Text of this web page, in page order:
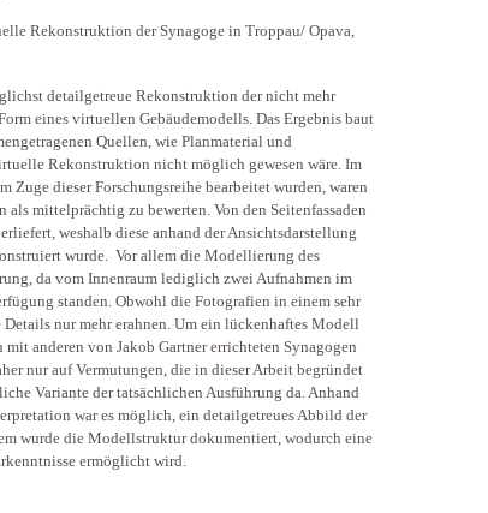
Rekonstruktion der Synagoge in Troppau/ Opava,
detailgetreue Rekonstruktion der nicht mehr
eines virtuellen Gebäudemodells. Das Ergebnis baut
Quellen, wie Planmaterial und
Rekonstruktion nicht möglich gewesen wäre. Im
Zuge dieser Forschungsreihe bearbeitet wurden, waren
mittelprächtig zu bewerten. Von den Seitenfassaden
weshalb diese anhand der Ansichtsdarstellung
wurde. Vor allem die Modellierung des
da vom Innenraum lediglich zwei Aufnahmen im
standen. Obwohl die Fotografien in einem sehr
nur mehr erahnen. Um ein lückenhaftes Modell
anderen von Jakob Gartner errichteten Synagogen
nur auf Vermutungen, die in dieser Arbeit begründet
Variante der tatsächlichen Ausführung da. Anhand
war es möglich, ein detailgetreues Abbild der
wurde die Modellstruktur dokumentiert, wodurch eine
ermöglicht wird.